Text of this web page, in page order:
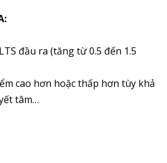
đầu ra (tăng từ 0.5 đến 1.5
cao hơn hoặc thấp hơn tùy khả
tâm…